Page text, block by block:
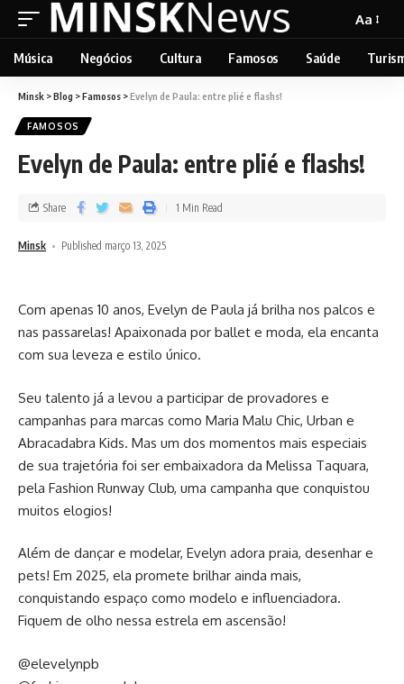
Aa
Música Negócios Cultura Famosos Saúde
Minsk >Blog >Famosos >Evelyn de Paula: entre plié e flashs!
FAMOSOS
Evelyn de Paula: entre plié e flashs!
Minsk Published março 13, 2025
Share 1 Min Read
Com apenas 10 anos, Evelyn de Paula já brilha nos palcos e
nas passarelas! Apaixonada por ballet e moda, ela encanta
com sua leveza e estilo único.
Seu talento já a levou a participar de provadores e
campanhas para marcas como Maria Malu Chic, Urban e
Abracadabra Kids. Mas um dos momentos mais especiais
de sua trajetória foi ser embaixadora da Melissa Taquara,
pela Fashion Runway Club, uma campanha que conquistou
muitos elogios!
Além de dançar e modelar, Evelyn adora praia, desenhar e
pets! Em 2025, ela promete brilhar ainda mais,
conquistando espaço como modelo e influenciadora.
Fiquem de olho nessa estrela em ascensão!
@elevelynpb